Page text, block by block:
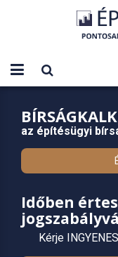
az építésügyi
Időben
Kérje